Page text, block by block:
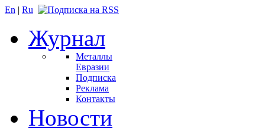
En | Ru
Журнал
Металлы
Евразии
Подписка
Реклама
Контакты
Новости